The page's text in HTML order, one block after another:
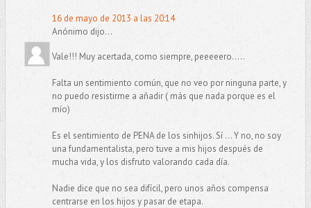
16 de mayo de 2013 a las 20:14
Anónimo dijo...
Vale!!! Muy acertada, como siempre, peeeeero.....
Falta un sentimiento común, que no veo por ninguna parte, y
no puedo resistirme a añadir ( más que nada porque es el
mío)
Es el sentimiento de PENA de los sinhijos. Sí ... Y no, no soy
una fundamentalista, pero tuve a mis hijos después de
mucha vida, y los disfruto valorando cada día.
Nadie dice que no sea difícil, pero unos años compensa
centrarse en los hijos y pasar de etapa.